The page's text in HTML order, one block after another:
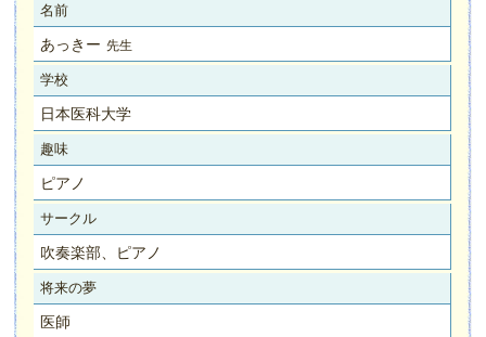
名前
あっきー 先生
学校
日本医科大学
趣味
ピアノ
サークル
吹奏楽部、ピアノ
将来の夢
医師